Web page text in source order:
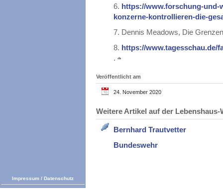
6. https://www.forschung-und-
konzerne-kontrollieren-die-
7. Dennis Meadows, Die
8. https://www.tagesschau.de/
.
Veröffentlicht am
24. November 2020
Weitere Artikel auf der
Bernhard Trautvetter
Bundeswehr
Impressum / Datenschutz